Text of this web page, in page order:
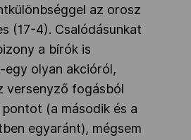
az orosz
(17-4). Csalódásunkat
a bírók is
egy olyan akcióról,
versenyző fogásból
(a második és a
egyaránt), mégsem